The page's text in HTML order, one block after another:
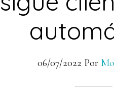
06/07/2022 Por